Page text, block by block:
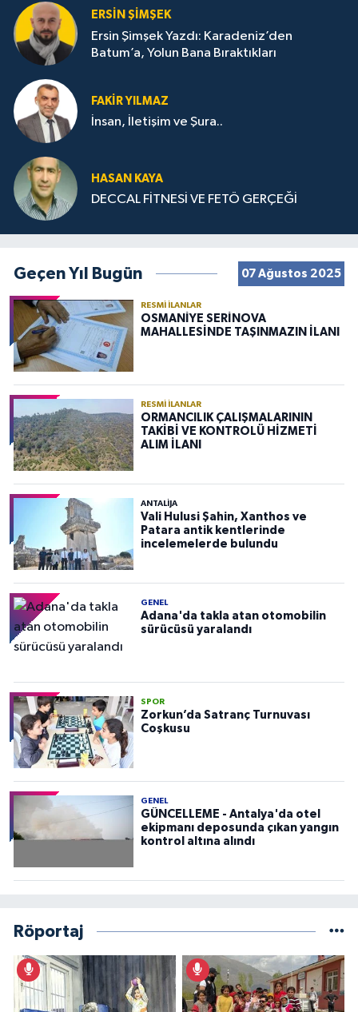
ERSIN ŞIMŞEK
Ersin Şimşek Yazdı: Karadeniz’den
Batum’a, Yolun Bana Bıraktıkları
FAKIR YILMAZ
İnsan, İletişim ve Şura..
HASAN KAYA
DECCAL FİTNESİ VE FETÖ GERÇEĞİ
Geçen Yıl Bugün 07 Ağustos 2025
RESMI İLANLAR
OSMANİYE SERİNOVA
MAHALLESİNDE TAŞINMAZIN İLANI
RESMI İLANLAR
ORMANCILIK ÇALIŞMALARININ
TAKİBİ VE KONTROLÜ HİZMETİ
ALIM İLANI
ANTALIJA
Vali Hulusi Şahin, Xanthos ve
Patara antik kentlerinde
incelemelerde bulundu
GENEL
Adana'da takla atan otomobilin
sürücüsü yaralandı
SPOR
Zorkun’da Satranç Turnuvası
Coşkusu
GENEL
GÜNCELLEME - Antalya'da otel
ekipmanı deposunda çıkan yangın
kontrol altına alındı
Röportaj